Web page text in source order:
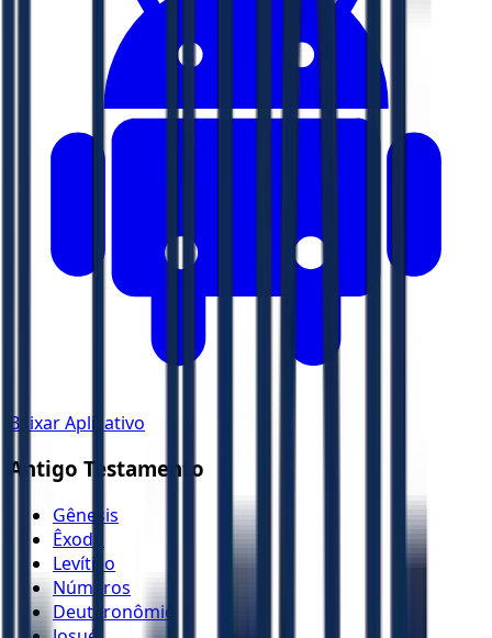
Baixar Aplicativo
Antigo Testamento
Gênesis
Êxodo
Levítico
Números
Deuteronômio